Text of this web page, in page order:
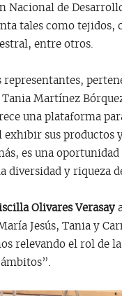
Nacional de
tales como tejidos,
entre otros.
Martínez
una plataforma
sus productos
es una oportunidad
y riqueza
Olivares Verasay
Jesús, Tania y
relevando el rol de